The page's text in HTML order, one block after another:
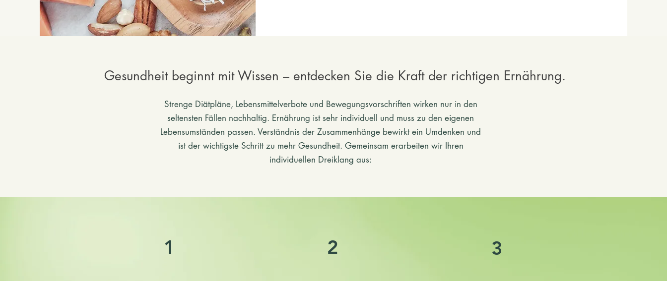
Gesundheit beginnt mit Wissen – entdecken Sie die Kraft der richtigen Ernährung.
Strenge Diätpläne, Lebensmittelverbote und Bewegungsvorschriften wirken nur in den
seltensten Fällen nachhaltig. Ernährung ist sehr individuell und muss zu den eigenen
Lebensumständen passen. Verständnis der Zusammenhänge bewirkt ein Umdenken und
ist der wichtigste Schritt zu mehr Gesundheit. Gemeinsam erarbeiten wir Ihren
individuellen Dreiklang aus:
1 2 3